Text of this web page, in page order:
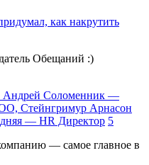
как накрутить
Обещаний :)
Андрей Соломенник —
Стейнгримур Арнасон
— HR Директор 5
— самое главное в